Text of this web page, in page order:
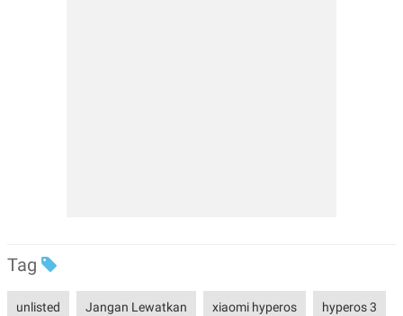
Tag
unlisted Jangan Lewatkan xiaomi hyperos hyperos 3